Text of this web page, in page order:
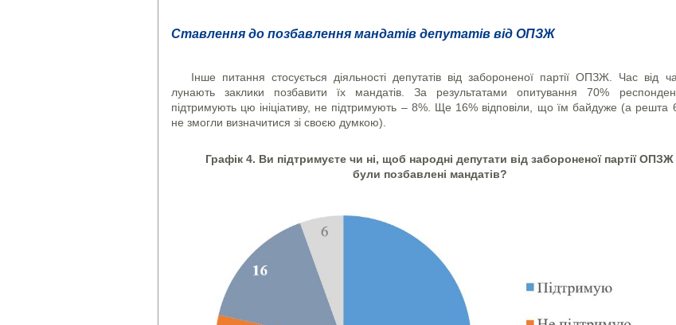
Ставлення до позбавлення мандатів депутатів від ОПЗЖ
Інше питання стосується діяльності депутатів від забороненої партії ОПЗЖ. Час від
лунають заклики позбавити їх мандатів. За результатами опитування 70%
підтримують цю ініціативу, не підтримують – 8%. Ще 16% відповіли, що їм байдуже (а решта
не змогли визначитися зі своєю думкою).
Графік 4. Ви підтримуєте чи ні, щоб народні депутати від забороненої партії ОПЗЖ
були позбавлені мандатів?